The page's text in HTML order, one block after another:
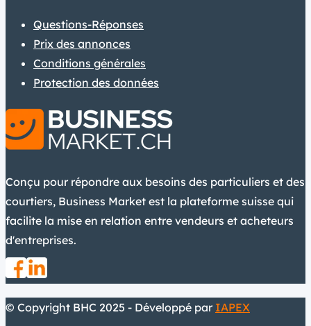
Questions-Réponses
Prix des annonces
Conditions générales
Protection des données
Conçu pour répondre aux besoins des particuliers et des
courtiers, Business Market est la plateforme suisse qui
facilite la mise en relation entre vendeurs et acheteurs
d'entreprises.
© Copyright BHC 2025 - Développé par IAPEX